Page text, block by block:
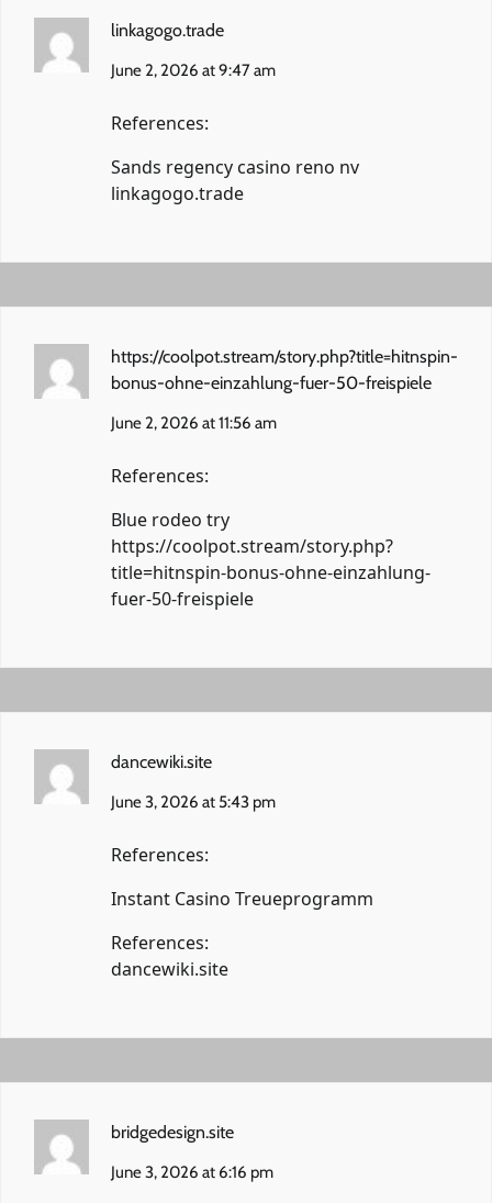
linkagogo.trade
June 2, 2026 at 9:47 am
References:
Sands regency casino reno nv
linkagogo.trade
https://coolpot.stream/story.php?title=hitnspin-
bonus-ohne-einzahlung-fuer-50-freispiele
June 2, 2026 at 11:56 am
References:
Blue rodeo try
https://coolpot.stream/story.php?
title=hitnspin-bonus-ohne-einzahlung-
fuer-50-freispiele
dancewiki.site
June 3, 2026 at 5:43 pm
References:
Instant Casino Treueprogramm
References:
dancewiki.site
bridgedesign.site
June 3, 2026 at 6:16 pm